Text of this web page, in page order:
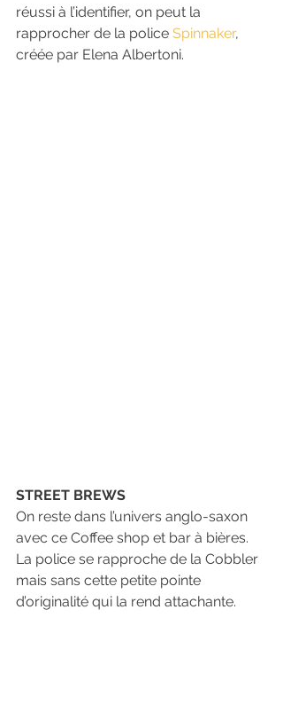
réussi à l’identifier, on peut la
rapprocher de la police Spinnaker,
créée par Elena Albertoni.
STREET BREWS
On reste dans l’univers anglo-saxon
avec ce Coffee shop et bar à bières.
La police se rapproche de la Cobbler
mais sans cette petite pointe
d’originalité qui la rend attachante.